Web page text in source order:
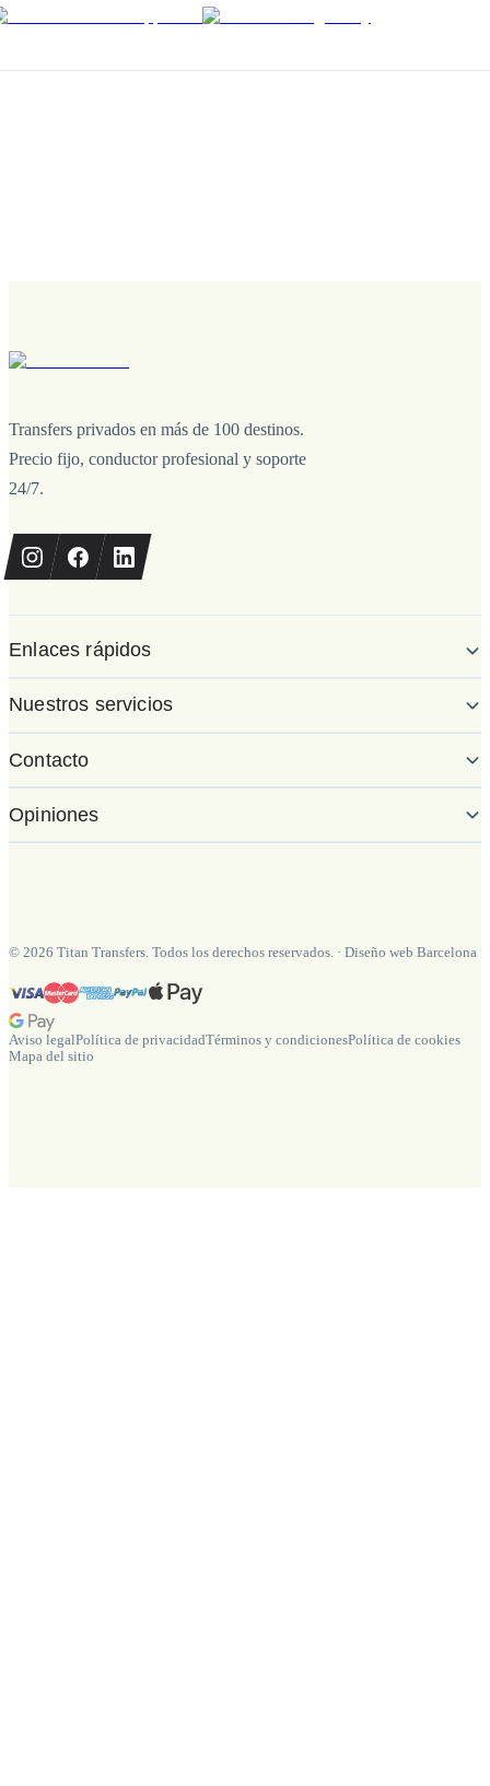
Transfers privados en más de 100 destinos.
Precio fijo, conductor profesional y soporte
24/7.
Enlaces rápidos
Nuestros servicios
Contacto
Opiniones
© 2026 Titan Transfers. Todos los derechos reservados. · Diseño web Barcelona
Aviso legalPolítica de privacidadTérminos y condicionesPolítica de cookies
Mapa del sitio